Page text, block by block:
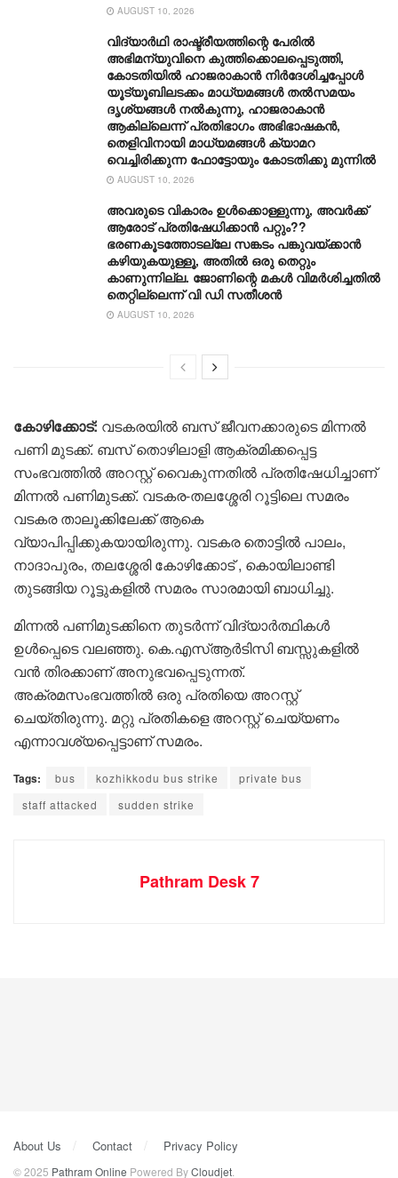
AUGUST 10, 2026
വിദ്യാർഥി രാഷ്ട്രീയത്തിന്റെ പേരിൽ
അഭിമന്യുവിനെ കുത്തിക്കൊലപ്പെടുത്തി,
കോടതിയിൽ ഹാജരാകാൻ നിർദേശിച്ചപ്പോൾ
യൂട്യൂബിലടക്കം മാധ്യമങ്ങൾ തൽസമയം
ദൃശ്യങ്ങൾ നൽകുന്നു, ഹാജരാകാൻ
ആകില്ലെന്ന് പ്രതിഭാ​ഗം അഭിഭാഷകൻ,
തെളിവിനായി മാധ്യമങ്ങൾ ക്യാമറ
വെച്ചിരിക്കുന്ന ഫോട്ടോയും കോടതിക്കു മുന്നിൽ
AUGUST 10, 2026
അവരുടെ വികാരം ഉള്‍ക്കൊള്ളുന്നു, അവര്‍ക്ക്
ആരോട് പ്രതിഷേധിക്കാന്‍ പറ്റും??
ഭരണകൂടത്തോടല്ലേ സങ്കടം പങ്കുവയ്ക്കാന്‍
കഴിയുകയുള്ളൂ, അതില്‍ ഒരു തെറ്റും
കാണുന്നില്ല. ജോണിന്റെ മകള്‍ വിമര്‍ശിച്ചതില്‍
തെറ്റില്ലെന്ന് വി ഡി സതീശന്‍
AUGUST 10, 2026
കോഴിക്കോട്: വടകരയിൽ ബസ് ജീവനക്കാരുടെ മിന്നൽ
പണി മുടക്ക്. ബസ് തൊഴിലാളി ആക്രമിക്കപ്പെട്ട
സംഭവത്തിൽ അറസ്റ്റ് വൈകുന്നതിൽ പ്രതിഷേധിച്ചാണ്
മിന്നല്‍ പണിമുടക്ക്. വടകര-തലശ്ശേരി റൂട്ടിലെ സമരം
വടകര താലൂക്കിലേക്ക് ആകെ
വ്യാപിപ്പിക്കുകയായിരുന്നു. വടകര തൊട്ടിൽ പാലം,
നാദാപുരം, തലശ്ശേരി കോഴിക്കോട് , കൊയിലാണ്ടി
തുടങ്ങിയ റൂട്ടുകളിൽ സമരം സാരമായി ബാധിച്ചു.
മിന്നല്‍ പണിമുടക്കിനെ തുടര്‍ന്ന് വിദ്യാർത്ഥികൾ
ഉൾപ്പെടെ വലഞ്ഞു. കെ.എസ്ആർടിസി ബസ്സുകളില്‍
വൻ തിരക്കാണ് അനുഭവപ്പെടുന്നത്.
അക്രമസംഭവത്തിൽ ഒരു പ്രതിയെ അറസ്റ്റ്
ചെയ്തിരുന്നു. മറ്റു പ്രതികളെ അറസ്റ്റ് ചെയ്യണം
എന്നാവശ്യപ്പെട്ടാണ് സമരം.
Tags: bus kozhikkodu bus strike
private bus
staff attacked
sudden strike
Pathram Desk 7
About Us Contact Privacy Policy
© 2025 Pathram Online Powered ByCloudjet